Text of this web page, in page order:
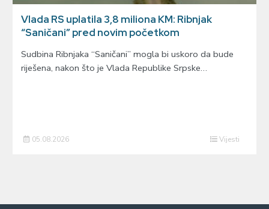
Vlada RS uplatila 3,8 miliona KM: Ribnjak
“Saničani” pred novim početkom
Sudbina Ribnjaka “Saničani” mogla bi uskoro da bude
riješena, nakon što je Vlada Republike Srpske…
05.08.2026 Vijesti